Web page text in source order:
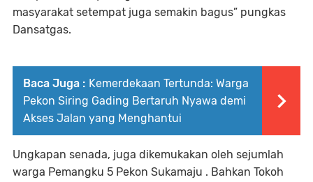
masyarakat setempat juga semakin bagus” pungkas
Dansatgas.
Baca Juga : Kemerdekaan Tertunda: Warga
Pekon Siring Gading Bertaruh Nyawa demi
Akses Jalan yang Menghantui
Ungkapan senada, juga dikemukakan oleh sejumlah
warga Pemangku 5 Pekon Sukamaju . Bahkan Tokoh